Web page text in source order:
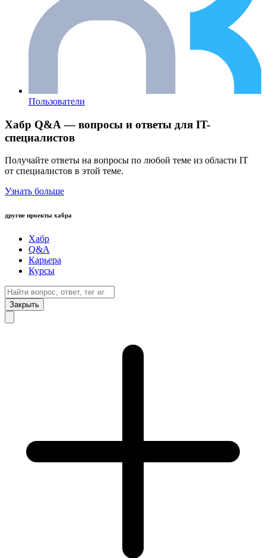
Пользователи
Хабр Q&A — вопросы и ответы для IT-
специалистов
Получайте ответы на вопросы по любой теме из области IT
от специалистов в этой теме.
Узнать больше
другие проекты хабра
Хабр
Q&A
Карьера
Курсы
Закрыть